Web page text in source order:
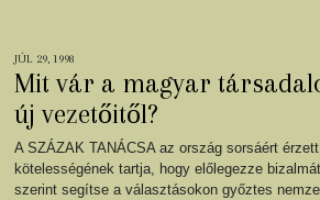
JÚL 29, 1998
Mit vár a magyar
új vezetőitől?
A SZÁZAK TANÁCSA az ország sorsáért
kötelességének tartja, hogy előlegezze
szerint segítse a választásokon győztes